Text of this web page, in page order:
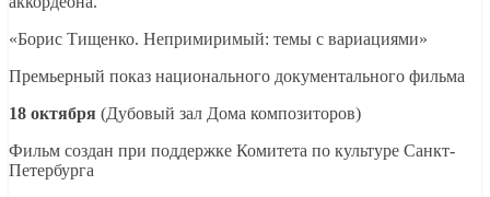
«Борис Тищенко. Непримиримый: темы с вариациями»
Премьерный показ национального документального фильма
18 октября (Дубовый зал Дома композиторов)
Фильм создан при поддержке Комитета по культуре Санкт-
Петербурга